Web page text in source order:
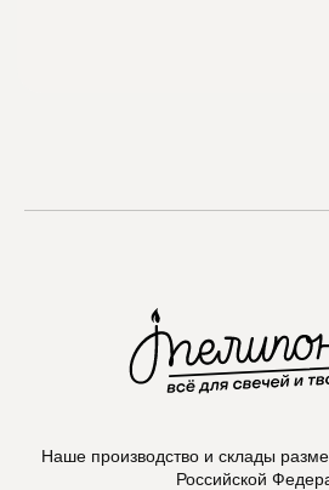
Наше производство и склады
Российской